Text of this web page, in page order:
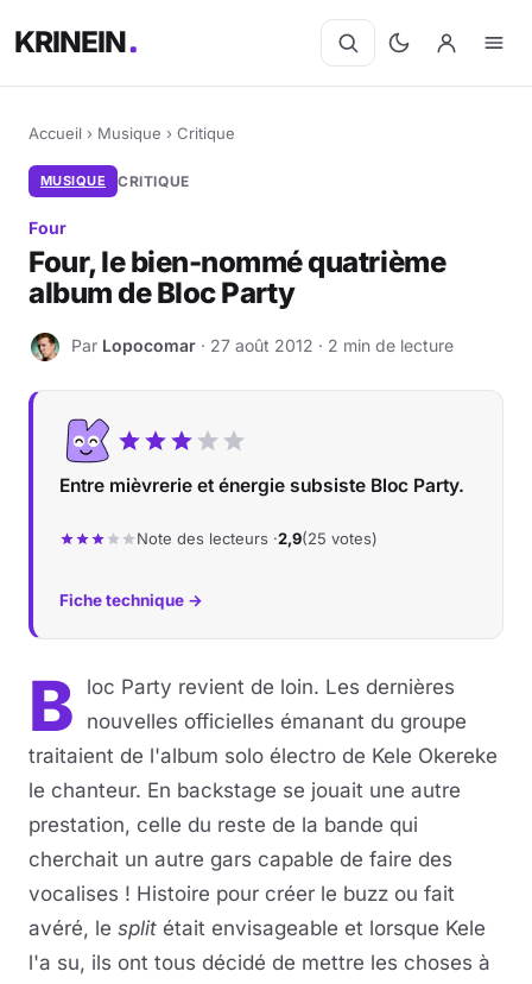
KRINEIN
Accueil › Musique › Critique
MUSIQUE CRITIQUE
Four
Four, le bien-nommé quatrième
album de Bloc Party
L Par Lopocomar · 27 août 2012 · 2 min de lecture
Entre mièvrerie et énergie subsiste Bloc Party.
Note des lecteurs ·2,9(25 votes)
Fiche technique →
B
loc Party revient de loin. Les dernières
nouvelles officielles émanant du groupe
traitaient de l'album solo électro de Kele Okereke
le chanteur. En backstage se jouait une autre
prestation, celle du reste de la bande qui
cherchait un autre gars capable de faire des
vocalises ! Histoire pour créer le buzz ou fait
avéré, le split était envisageable et lorsque Kele
l'a su, ils ont tous décidé de mettre les choses à